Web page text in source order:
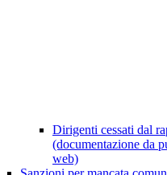
Dirigenti cessati dal
(documentazione da
web)